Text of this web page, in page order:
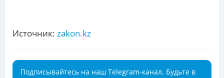
Источник: zakon.kz
Подписывайтесь на наш Telegram-канал. Будьте в